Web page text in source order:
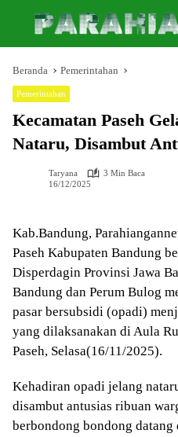
Beranda Pemerintahan
Pemerintahan
Kecamatan Paseh
Nataru, Disambut
Taryana
3 Min Baca
16/12/2025
Kab.Bandung,
Paseh Kabupaten Bandung
Disperdagin Provinsi Jawa
Bandung dan Perum Bulog
pasar bersubsidi (opadi)
yang dilaksanakan di Aula
Paseh, Selasa(16/11/2025).
Kehadiran opadi jelang
disambut antusias ribuan
berbondong bondong